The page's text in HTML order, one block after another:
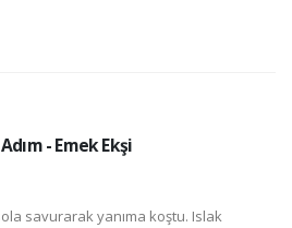
- Emek Ekşi
savurarak yanıma koştu. Islak